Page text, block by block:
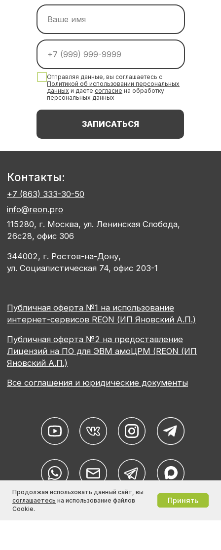
Продолжая использовать данный сайт, вы
соглашаетесь на использование файлов
Cookie.
Принять
Отправляя данные, вы соглашаетесь с
Политикой об использовании персональных
данных и даете согласие на обработку
персональных данных
ЗАПИСАТЬСЯ